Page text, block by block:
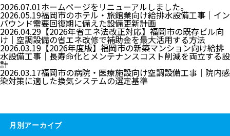
2026.07.01ホームページをリニューアルしました。
2026.05.19福岡市のホテル・旅館業向け給排水設備工事｜イン
バウンド需要回復期に備えた設備更新計画
2026.04.29【2026年省エネ法改正対応】福岡市の既存ビル向
け｜空調設備の省エネ改修で補助金を最大活用する方法
2026.03.19【2026年度版】福岡市の新築マンション向け給排
水設備工事｜長寿命化とメンテナンスコスト削減を両立する設
計
2026.03.17福岡市の病院・医療施設向け空調設備工事｜院内感
染対策に適した換気システムの選定基準
月別アーカイブ